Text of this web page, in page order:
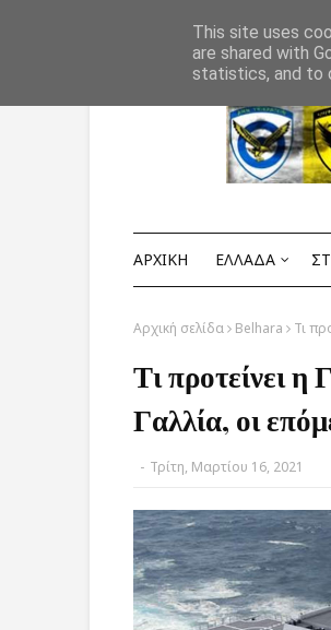
ΑΡΧΙΚΗ ΕΛΛΑΔΑ
Αρχική σελίδα Belhara Τι
Τι προτείνει
Γαλλία, οι
- Τρίτη, Μαρτίου 16, 2021
This site uses
are shared with
statistics, and to